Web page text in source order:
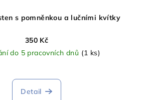
s pomněnkou a lučními kvítky
350 Kč
do 5 pracovních dnů (1 ks)
Detail